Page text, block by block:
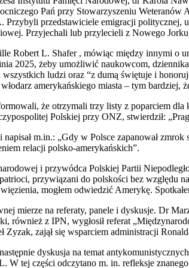
Pań przy Stowarzyszeniu
przedstawiciele emigracji politycznej,
Przyjechali lub przylecieli z Nowego
Robert L. Shafer , mówiąc między innymi
2025, żeby umożliwić naukowcom,
ludzi oraz “z dumą świętuje i
amerykańskiego miasta – tym
że otrzymali trzy listy z poparciem
Polskiej przy ONZ, stwierdził:
m.in.: „Gdy w Polsce zapanował
relacji polsko-amerykańskich”.
i przywódca Polskiej Partii
przywiązani do polskości bez względu
mogłem odwiedzić Amerykę.
mierze na referaty, panele i dyskusje. Dr
również z IPN, wygłosił referat
Zyzak, zajął się wsparciem administracji
dyskusja na temat
W tej części odczytano m. in. refleksje